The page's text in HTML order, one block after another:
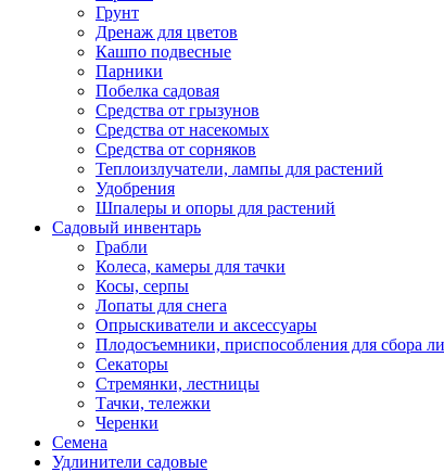
Грунт
Дренаж для цветов
Кашпо подвесные
Парники
Побелка садовая
Средства от грызунов
Средства от насекомых
Средства от сорняков
Теплоизлучатели, лампы для растений
Удобрения
Шпалеры и опоры для растений
Садовый инвентарь
Грабли
Колеса, камеры для тачки
Косы, серпы
Лопаты для снега
Опрыскиватели и аксессуары
Плодосъемники, приспособления для сбора
Секаторы
Стремянки, лестницы
Тачки, тележки
Черенки
Семена
Удлинители садовые